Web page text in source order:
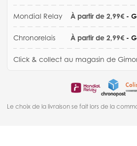
Mondial Relay À partir de 2,99€ -
Chronorelais À partir de 2,99€ -
Click & collect au magasin de
Le choix de la livraison se fait lors de la